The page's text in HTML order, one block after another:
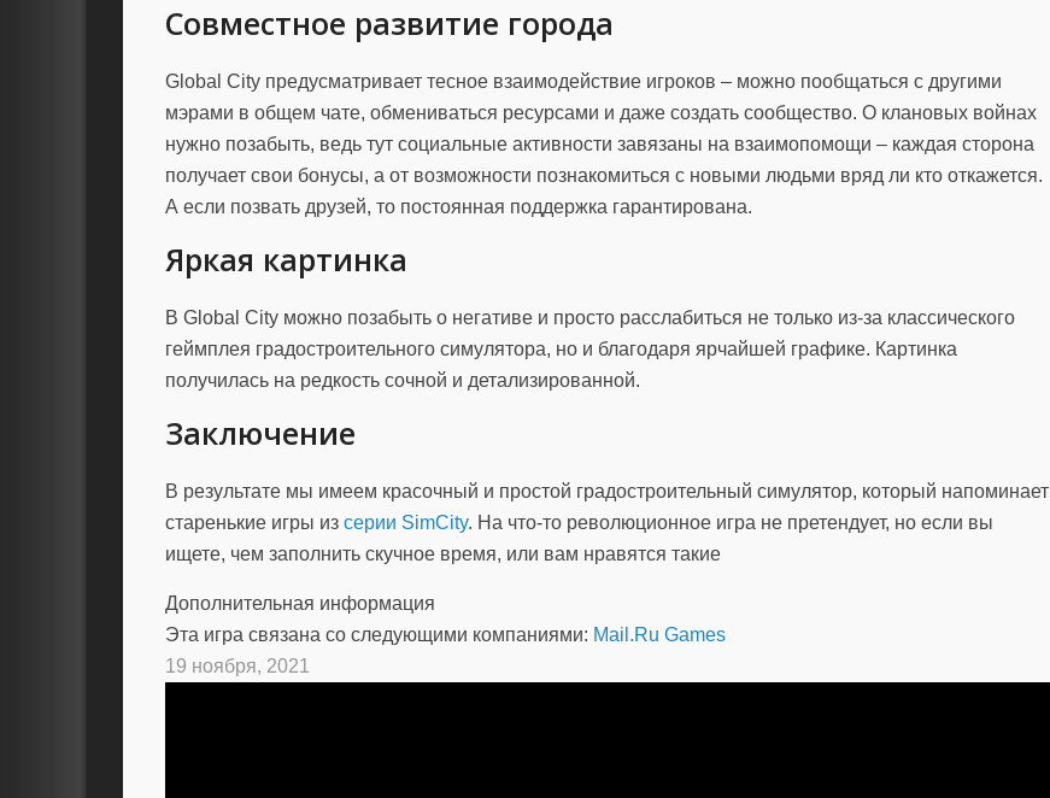
Совместное развитие города
Global City предусматривает тесное взаимодействие игроков – можно пообщаться с другими
мэрами в общем чате, обмениваться ресурсами и даже создать сообщество. О клановых войнах
нужно позабыть, ведь тут социальные активности завязаны на взаимопомощи – каждая сторона
получает свои бонусы, а от возможности познакомиться с новыми людьми вряд ли кто откажется.
А если позвать друзей, то постоянная поддержка гарантирована.
Яркая картинка
В Global City можно позабыть о негативе и просто расслабиться не только из-за классического
геймплея градостроительного симулятора, но и благодаря ярчайшей графике. Картинка
получилась на редкость сочной и детализированной.
Заключение
В результате мы имеем красочный и простой градостроительный симулятор, который напоминает
старенькие игры из серии SimCity. На что-то революционное игра не претендует, но если вы
ищете, чем заполнить скучное время, или вам нравятся такие
Дополнительная информация
Эта игра связана со следующими компаниями: Mail.Ru Games
19 ноября, 2021